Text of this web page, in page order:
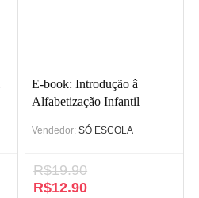
E-book: Introdução â
Alfabetização Infantil
Vendedor: SÓ ESCOLA
R$19.90
O
R$12.90O